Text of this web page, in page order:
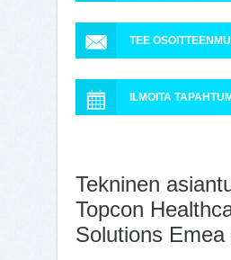
TEE
ILMOITA
Tekninen
Topcon
Solutions Emea